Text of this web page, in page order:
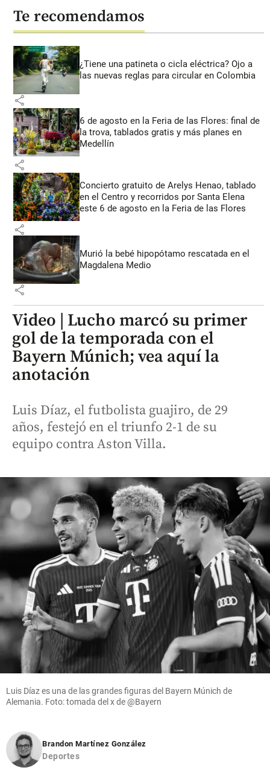
Te recomendamos
¿Tiene una patineta o cicla eléctrica? Ojo a
las nuevas reglas para circular en Colombia
share
6 de agosto en la Feria de las Flores: final de
la trova, tablados gratis y más planes en
Medellín
share
Concierto gratuito de Arelys Henao, tablado
en el Centro y recorridos por Santa Elena
este 6 de agosto en la Feria de las Flores
share
Murió la bebé hipopótamo rescatada en el
Magdalena Medio
share
Video | Lucho marcó su primer
gol de la temporada con el
Bayern Múnich; vea aquí la
anotación
Luis Díaz, el futbolista guajiro, de 29
años, festejó en el triunfo 2-1 de su
equipo contra Aston Villa.
Luis Díaz es una de las grandes figuras del Bayern Múnich de
Alemania. Foto: tomada del x de @Bayern
Brandon Martínez González
Deportes